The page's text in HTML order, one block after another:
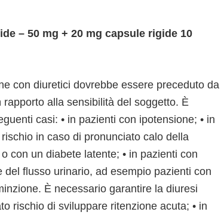
– 50 mg + 20 mg capsule rigide 10
con diuretici dovrebbe essere preceduto da
alla sensibilità del soggetto. È
casi: • in pazienti con ipotensione; • in
in caso di pronunciato calo della
con un diabete latente; • in pazienti con
flusso urinario, ad esempio pazienti con
È necessario garantire la diuresi
rischio di sviluppare ritenzione acuta; • in